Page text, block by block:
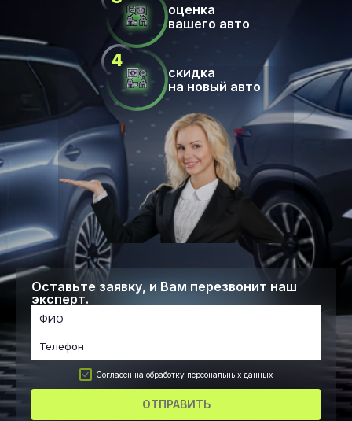
Оставьте заявку, и Вам перезвонит наш
эксперт.
Согласен на обработку персональных данных
ОТПРАВИТЬ
оценка
вашего авто
скидка
на новый авто